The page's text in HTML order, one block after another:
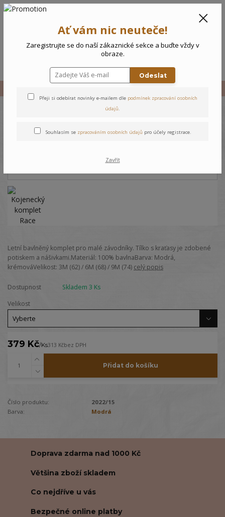
Kojenecký komplet Race
Letní bavlněný komplet pro malé závodníky. Tílko s kraťasy je zdobené
potiskem a nášivkami.Materiál: 100% bavlnaBarva: Modrá,
krémováVelikost: 3M (62) / 6M (68) / 9M (74) celý popis
Dostupnost
Skladem 3 Ks
Velikost
379 Kč/Ks313 Kčbez DPH
Přidat do košíku
Číslo produktu:
2022/15
Barva:
Modrá
Doprava zdarma nad 1000 Kč
Většina zboží skladem
Co nejdříve u vás
Bezpečné online platby
Ať vám nic neuteče!
Zaregistrujte se do naší zákaznické sekce a buďte vždy v
obraze.
Odeslat
Přeji si odebírat novinky e-mailem dle podmínek zpracování osobních
údajů.
Souhlasím se zpracováním osobních údajů pro účely registrace.
Zavřít